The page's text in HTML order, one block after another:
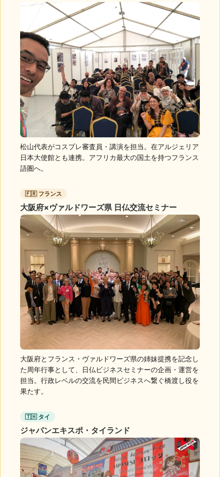
松山代表がコスプレ審査員・講演を担当。在アルジェリア
日本大使館とも連携。アフリカ最大の国土を持つフランス
語圏へ。
🇫🇷 フランス
大阪府×ヴァルドワーズ県 日仏交流セミナー
大阪府とフランス・ヴァルドワーズ県の姉妹提携を記念し
た周年行事として、日仏ビジネスセミナーの企画・運営を
担当。行政レベルの交流を民間ビジネスへ繋ぐ橋渡し役を
果たす。
🇹🇭 タイ
ジャパンエキスポ・タイランド